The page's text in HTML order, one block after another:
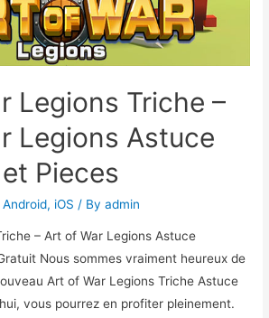
Legions Triche –
Legions Astuce
Pieces
Android, iOS / Byadmin
– Art of War Legions Astuce
Nous sommes vraiment heureux de
Art of War Legions Triche Astuce
vous pourrez en profiter pleinement.